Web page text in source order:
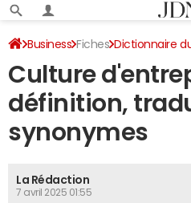
Business Fiches Dictionnaire
Marketing traditionnel
Culture
définition,
synonymes
La Rédaction
7 avril 2025 01:55